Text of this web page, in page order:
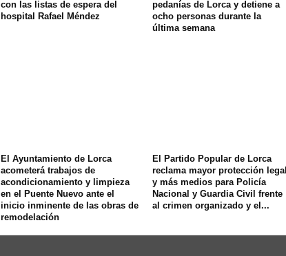
con las listas de espera del
hospital Rafael Méndez
pedanías de Lorca y detiene a
ocho personas durante la
última semana
El Ayuntamiento de Lorca
acometerá trabajos de
acondicionamiento y limpieza
en el Puente Nuevo ante el
inicio inminente de las obras de
remodelación
El Partido Popular de Lorca
reclama mayor protección legal
y más medios para Policía
Nacional y Guardia Civil frente
al crimen organizado y el...